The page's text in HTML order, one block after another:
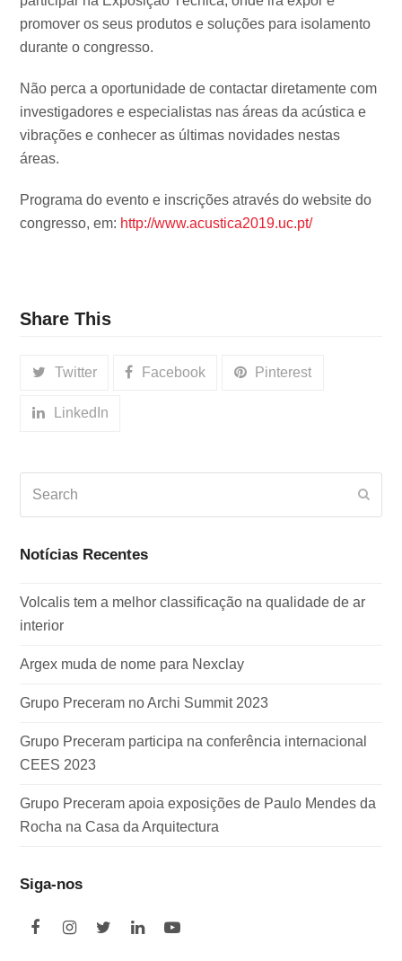
promover os seus produtos e soluções para isolamento
durante o congresso.
Não perca a oportunidade de contactar diretamente com
investigadores e especialistas nas áreas da acústica e
vibrações e conhecer as últimas novidades nestas
áreas.
Programa do evento e inscrições através do website do
congresso, em: http://www.acustica2019.uc.pt/
Share This
Twitter Facebook Pinterest
LinkedIn
Notícias Recentes
Volcalis tem a melhor classificação na qualidade de ar
interior
Argex muda de nome para Nexclay
Grupo Preceram no Archi Summit 2023
Grupo Preceram participa na conferência internacional
CEES 2023
Grupo Preceram apoia exposições de Paulo Mendes da
Rocha na Casa da Arquitectura
Siga-nos
F
I
T
L
Y